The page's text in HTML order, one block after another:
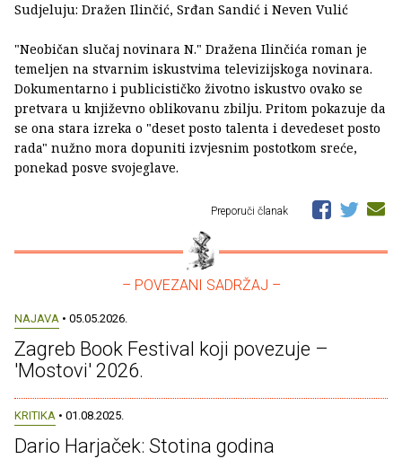
Sudjeluju: Dražen Ilinčić, Srđan Sandić i Neven Vulić
"Neobičan slučaj novinara N." Dražena Ilinčića roman je
temeljen na stvarnim iskustvima televizijskoga novinara.
Dokumentarno i publicističko životno iskustvo ovako se
pretvara u književno oblikovanu zbilju. Pritom pokazuje da
se ona stara izreka o "deset posto talenta i devedeset posto
rada" nužno mora dopuniti izvjesnim postotkom sreće,
ponekad posve svojeglave.
Preporuči članak
– POVEZANI SADRŽAJ –
NAJAVA • 05.05.2026.
Zagreb Book Festival koji povezuje –
'Mostovi' 2026.
KRITIKA • 01.08.2025.
Dario Harjaček: Stotina godina